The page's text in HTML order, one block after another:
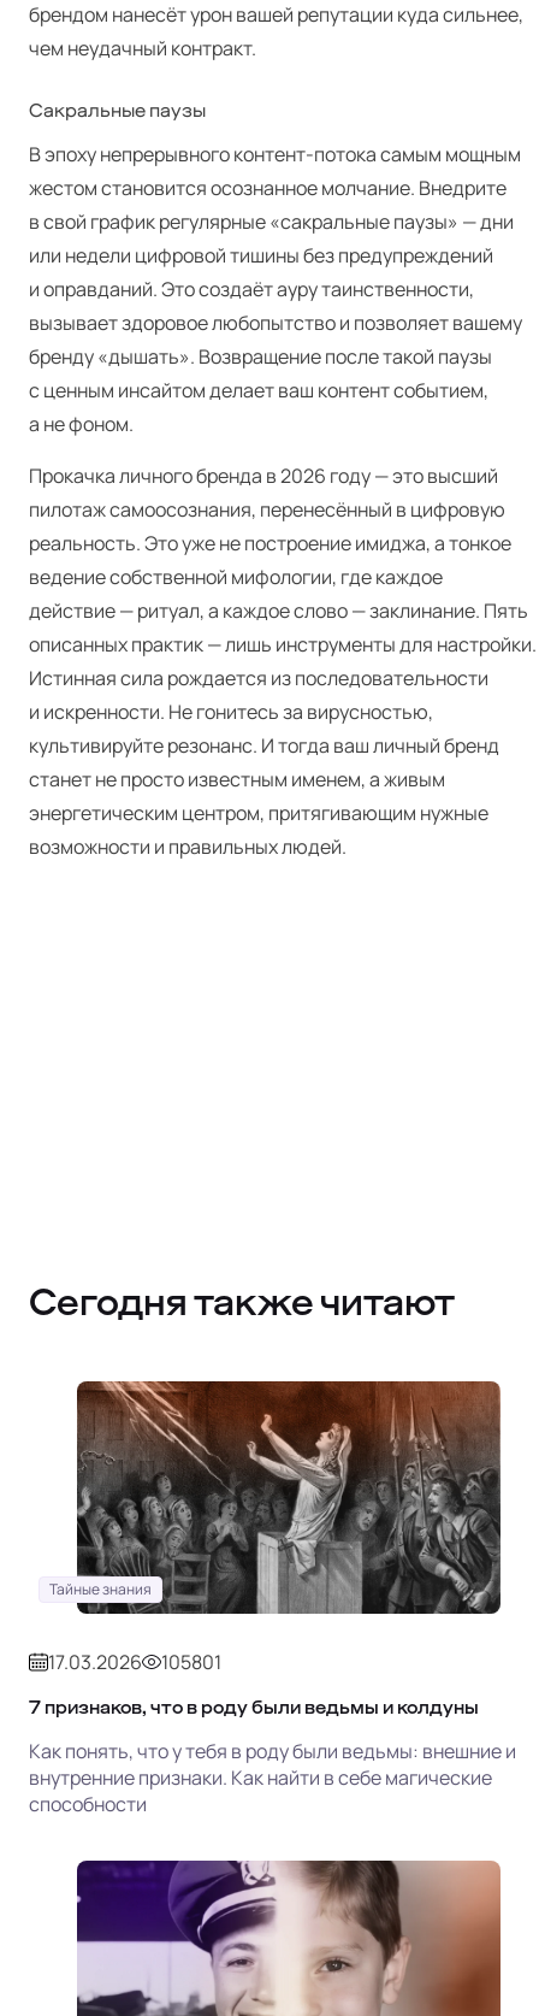
брендом нанесёт урон вашей репутации куда сильнее,
чем неудачный контракт.
Сакральные паузы
В эпоху непрерывного контент-потока самым мощным
жестом становится осознанное молчание. Внедрите
в свой график регулярные «сакральные паузы» — дни
или недели цифровой тишины без предупреждений
и оправданий. Это создаёт ауру таинственности,
вызывает здоровое любопытство и позволяет вашему
бренду «дышать». Возвращение после такой паузы
с ценным инсайтом делает ваш контент событием,
а не фоном.
Прокачка личного бренда в 2026 году — это высший
пилотаж самоосознания, перенесённый в цифровую
реальность. Это уже не построение имиджа, а тонкое
ведение собственной мифологии, где каждое
действие — ритуал, а каждое слово — заклинание. Пять
описанных практик — лишь инструменты для настройки.
Истинная сила рождается из последовательности
и искренности. Не гонитесь за вирусностью,
культивируйте резонанс. И тогда ваш личный бренд
станет не просто известным именем, а живым
энергетическим центром, притягивающим нужные
возможности и правильных людей.
Сегодня также читают
Тайные знания
17.03.2026 105801
7 признаков, что в роду были ведьмы и колдуны
Как понять, что у тебя в роду были ведьмы: внешние и
внутренние признаки. Как найти в себе магические
способности